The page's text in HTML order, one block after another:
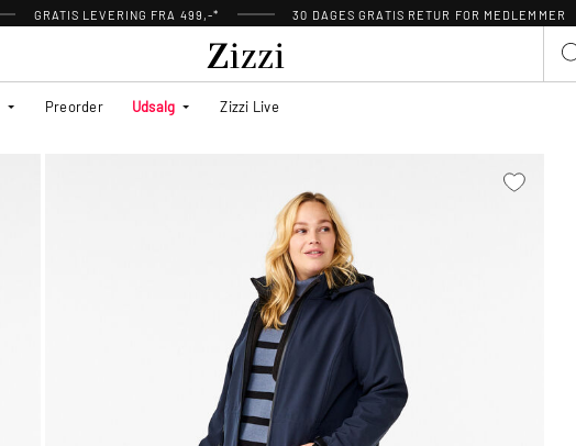
GRATIS LEVERING FRA 499,-* 30 DAGES GRATIS RETUR FOR MEDLEMMER
Preorder Udsalg Zizzi Live